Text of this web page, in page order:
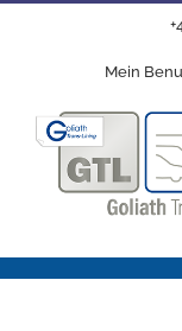
Mein